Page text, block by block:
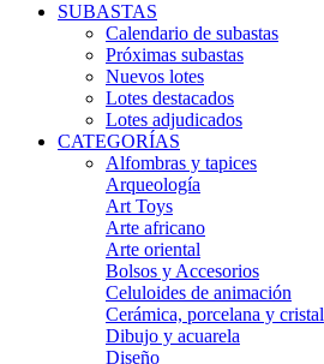
SUBASTAS
Calendario de subastas
Próximas subastas
Nuevos lotes
Lotes destacados
Lotes adjudicados
CATEGORÍAS
Alfombras y tapices
Arqueología
Art Toys
Arte africano
Arte oriental
Bolsos y Accesorios
Celuloides de animación
Cerámica, porcelana y cristal
Dibujo y acuarela
Diseño